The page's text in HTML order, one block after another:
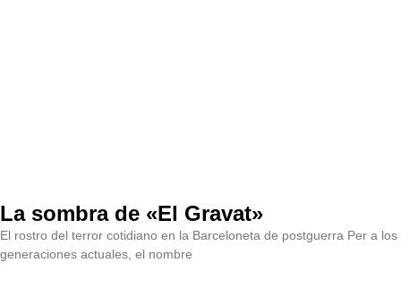
La sombra de «El Gravat»
El rostro del terror cotidiano en la Barceloneta de postguerra Per a los
generaciones actuales, el nombre